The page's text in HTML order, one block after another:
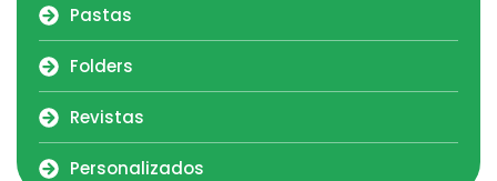
Pastas
Folders
Revistas
Personalizados